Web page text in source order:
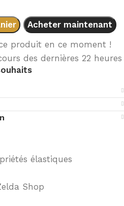
Acheter maintenant
produit en ce moment !
des dernières 22 heures
élastiques
Shop